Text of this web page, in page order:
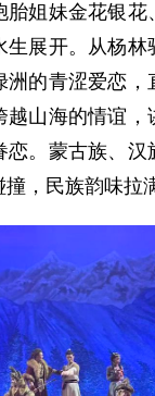
胎姐妹金花银花
生展开。从杨林
洲的青涩爱恋，
越山海的情谊，
恋。蒙古族、汉
，民族韵味拉